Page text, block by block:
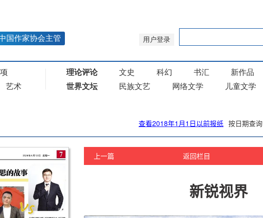
查看2018年1月1日以前报纸 按日期查询
返回栏目
上一篇
新锐视界